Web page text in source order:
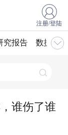
注册/登陆
究报告 数据库
谁伤了谁